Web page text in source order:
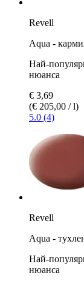
Revell
Aqua -
Най-
нюанса
€ 3,69
(€ 205,00 / l)
5.0 (4)
Revell
Aqua -
Най-
нюанса